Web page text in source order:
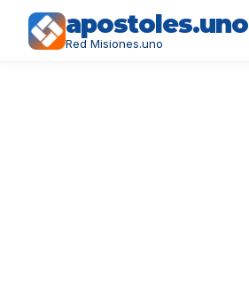
apostoles.uno
Red Misiones.uno